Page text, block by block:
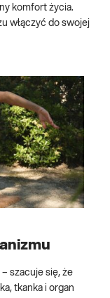
komfort życia.
włączyć do swojej
szacuje się, że
tkanka i organ